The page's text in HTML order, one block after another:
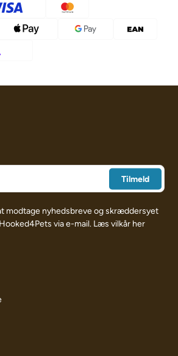
modtage nyhedsbreve og skræddersyet
via e-mail. Læs vilkår her